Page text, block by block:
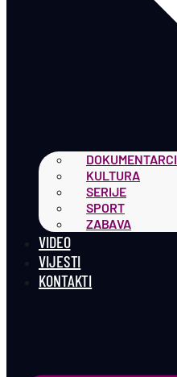
DOKUMENTARCI
KULTURA
SERIJE
SPORT
ZABAVA
VIDEO
VIJESTI
KONTAKTI